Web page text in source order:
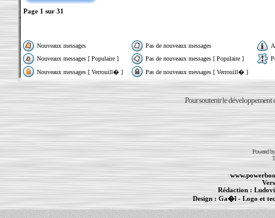
Page 1 sur 31
Nouveaux messages Pas de nouveaux messages
Nouveaux messages [ Populaire ]
Pas de nouveaux messages [ Populaire ]
Nouveaux messages [ Verrouill� ]
Pas de nouveaux messages [ Verrouill� ]
Pour soutenir le développement
Powered
Rédaction :
Design : Ga�l- Logo et